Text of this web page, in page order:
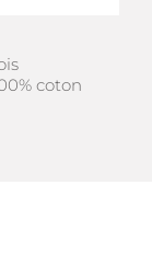
coton